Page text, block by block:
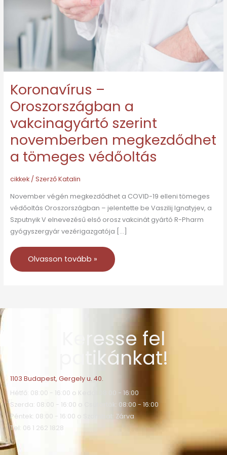
Koronavírus –
Oroszországban a
vakcinagyártó szerint
novemberben megkezdődhet
a tömeges védőoltás
cikkek/ SzerzőKatalin
November végén megkezdődhet a COVID-19 elleni tömeges
védőoltás Oroszországban – jelentette be Vaszilij Ignatyjev, a
Szputnyik V elnevezésű első orosz vakcinát gyártó R-Pharm
gyógyszergyár vezérigazgatója […]
novemberben
megkezdődhet
tömeges
védőoltás
Olvasson tovább »
Keresse fel
patikánkat!
1103 Budapest, Gergely u. 40.
Hétfő: 08:00 - 16:00 o Kedd: 08:00 - 16:00
Szerda: 08:00 - 16:00 o Csütörtök: 08:00 - 16:00
Péntek: 08:00 - 16:00 o Szombat: Zárva
Tel: 06 1 262 1828